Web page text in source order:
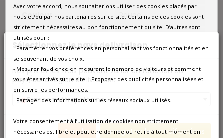
Sélectionnez le pays de livraison
Nos prix et les frais peuvent varier en fonction du
pays/de la région de livraison.
France métropolitaine
Annuler Enregistrer les modifications
Couleur Rouge
Type
Cépage Dominant
Cépages
Merlot 70 %, Cabernet
Sauvignon 10 %.
Conduite
Agriculture biologique.
Avec votre accord, nous souhaiterions utiliser des cookies placés par
nous et/ou par nos partenaires sur ce site. Certains de ces cookies sont
strictement nécessaires au bon fonctionnement du site. D’autres sont
utilisés pour :
- Paramétrer vos préférences en personnalisant vos fonctionnalités et en
se souvenant de vos choix.
- Mesurer l’audience en mesurant le nombre de visiteurs et comment
vous êtes arrivés sur le site. - Proposer des publicités personnalisées et
en suivre les performances.
- Partager des informations sur les réseaux sociaux utilisés.
Votre consentement à l’utilisation de cookies non strictement
nécessaires est libre et peut être donnée ou retiré à tout moment en